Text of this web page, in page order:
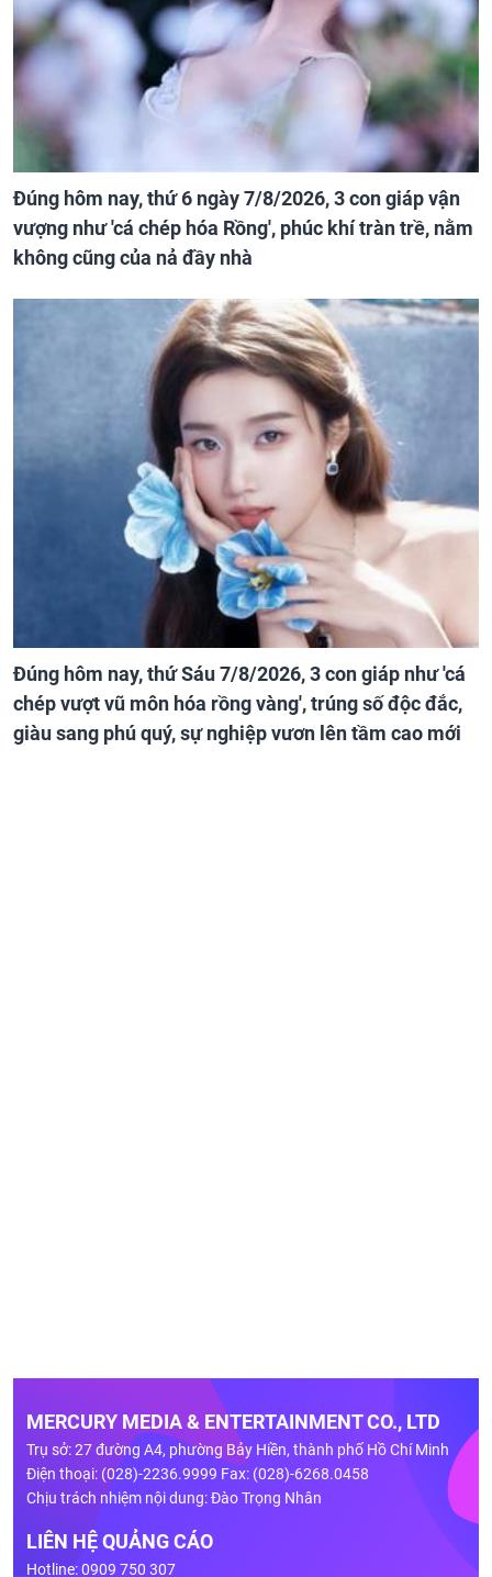
Đúng hôm nay, thứ 6 ngày 7/8/2026, 3 con giáp vận
vượng như 'cá chép hóa Rồng', phúc khí tràn trề, nằm
không cũng của nả đầy nhà
Đúng hôm nay, thứ Sáu 7/8/2026, 3 con giáp như 'cá
chép vượt vũ môn hóa rồng vàng', trúng số độc đắc,
giàu sang phú quý, sự nghiệp vươn lên tầm cao mới
MERCURY MEDIA & ENTERTAINMENT CO., LTD
Trụ sở: 27 đường A4, phường Bảy Hiền, thành phố Hồ Chí Minh
Điện thoại: (028)-2236.9999 Fax: (028)-6268.0458
Chịu trách nhiệm nội dung: Đào Trọng Nhân
LIÊN HỆ QUẢNG CÁO
Hotline: 0909 750 307